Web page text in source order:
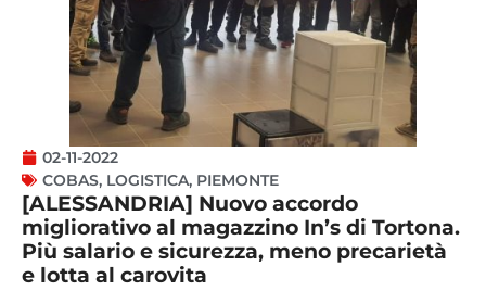
02-11-2022
COBAS, LOGISTICA, PIEMONTE
[ALESSANDRIA] Nuovo accordo
migliorativo al magazzino In’s di Tortona.
Più salario e sicurezza, meno precarietà
e lotta al carovita